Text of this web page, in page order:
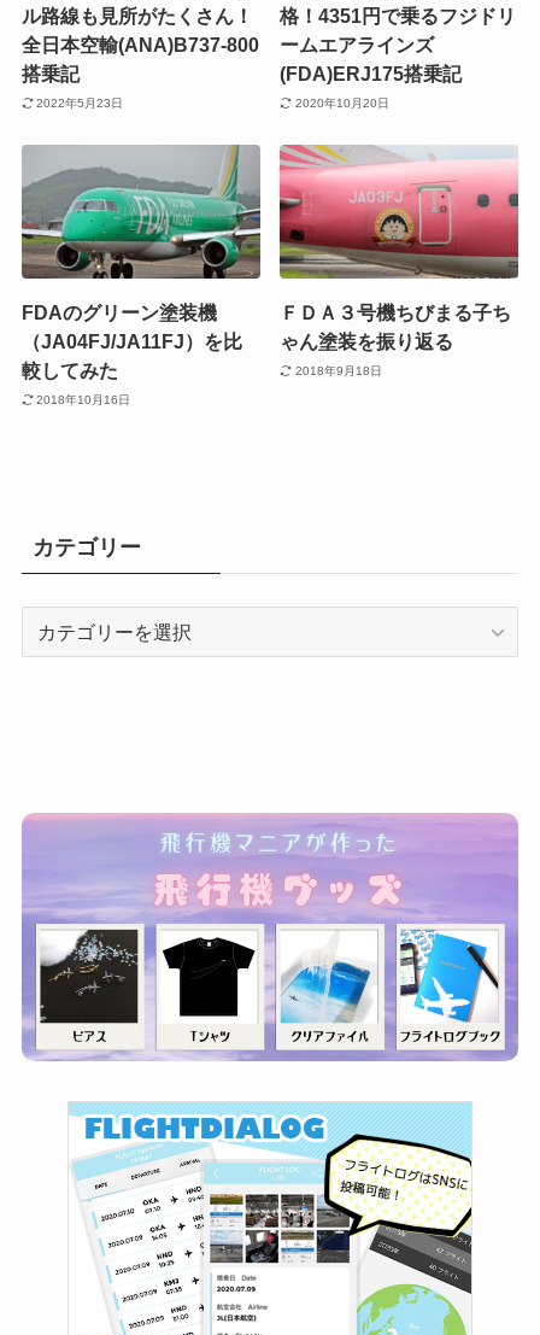
ル路線も見所がたくさん！
全日本空輸(ANA)B737-800
搭乗記
2022年5月23日
格！4351円で乗るフジドリ
ームエアラインズ
(FDA)ERJ175搭乗記
2020年10月20日
FDAのグリーン塗装機
（JA04FJ/JA11FJ）を比
較してみた
2018年10月16日
ＦＤＡ３号機ちびまる子ち
ゃん塗装を振り返る
2018年9月18日
カテゴリー